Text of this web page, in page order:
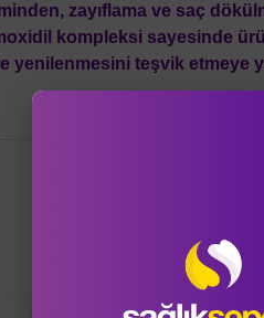
zayıflama ve saç
kompleksi sayesinde
yenilenmesini teşvik etmeye
Bu Ürünün